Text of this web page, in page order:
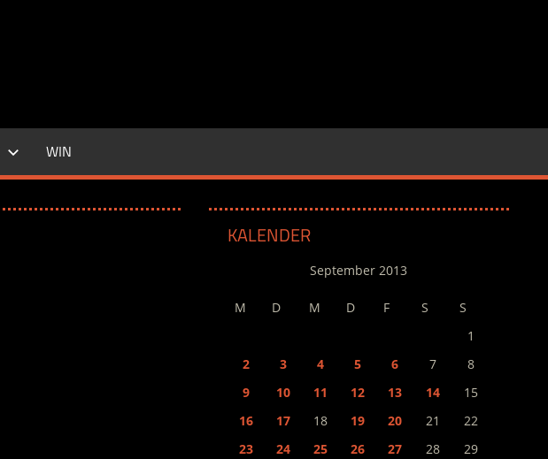
WIN
KALENDER
September 2013
M D M D F S
S
1
2
3 4 5 6 7
8
9
10 11 12 13 14
15
16
17 18 19 20 21
22
23
24 25 26 27 28
29